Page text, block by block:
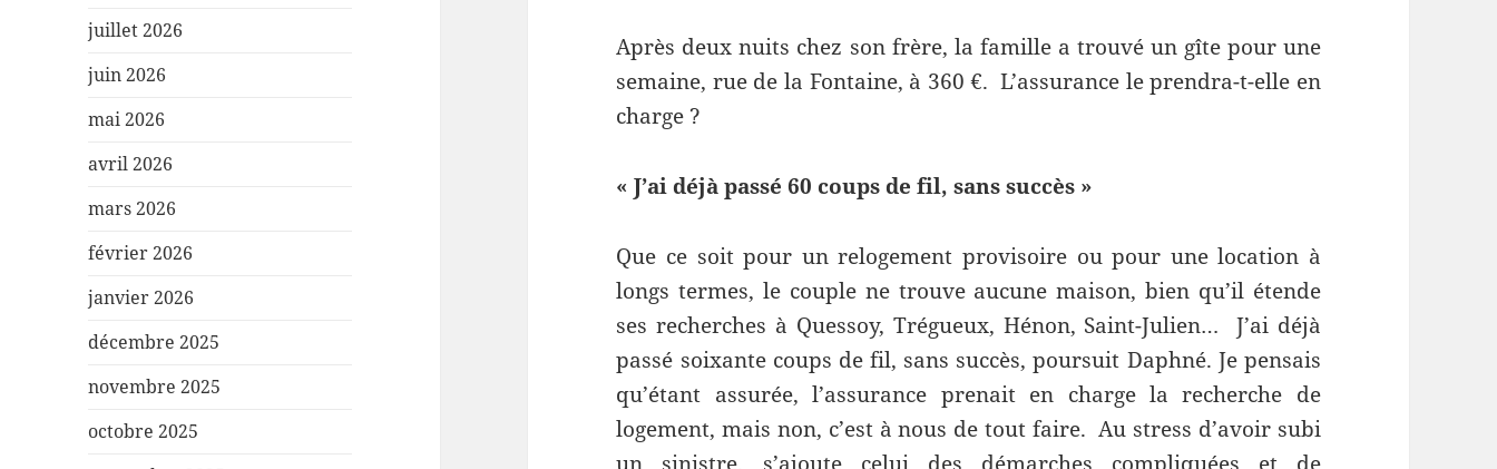
juillet 2026
juin 2026
mai 2026
avril 2026
mars 2026
février 2026
janvier 2026
décembre 2025
novembre 2025
octobre 2025
Après deux nuits chez son frère, la famille a trouvé un gîte pour une
semaine, rue de la Fontaine, à 360 €. L’assurance le prendra-t-elle en
charge ?
« J’ai déjà passé 60 coups de fil, sans succès »
Que ce soit pour un relogement provisoire ou pour une location à
longs termes, le couple ne trouve aucune maison, bien qu’il étende
ses recherches à Quessoy, Trégueux, Hénon, Saint-Julien… J’ai déjà
passé soixante coups de fil, sans succès, poursuit Daphné. Je pensais
qu’étant assurée, l’assurance prenait en charge la recherche de
logement, mais non, c’est à nous de tout faire. Au stress d’avoir subi